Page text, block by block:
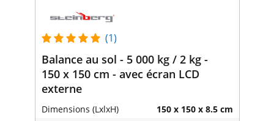
(1)
Balance au sol - 5 000 kg / 2 kg -
150 x 150 cm - avec écran LCD
externe
Dimensions (LxlxH) 150 x 150 x 8.5 cm